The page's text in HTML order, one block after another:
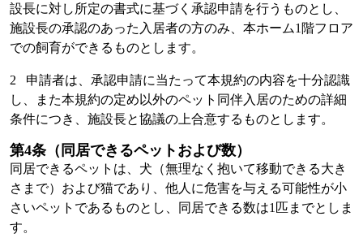
設長に対し所定の書式に基づく承認申請を行うものとし、
施設長の承認のあった入居者の方のみ、本ホーム1階フロア
での飼育ができるものとします。
2 申請者は、承認申請に当たって本規約の内容を十分認識
し、また本規約の定め以外のペット同伴入居のための詳細
条件につき、施設長と協議の上合意するものとします。
第4条（同居できるペットおよび数）
同居できるペットは、犬（無理なく抱いて移動できる大き
さまで）および猫であり、他人に危害を与える可能性が小
さいペットであるものとし、同居できる数は1匹までとしま
す。